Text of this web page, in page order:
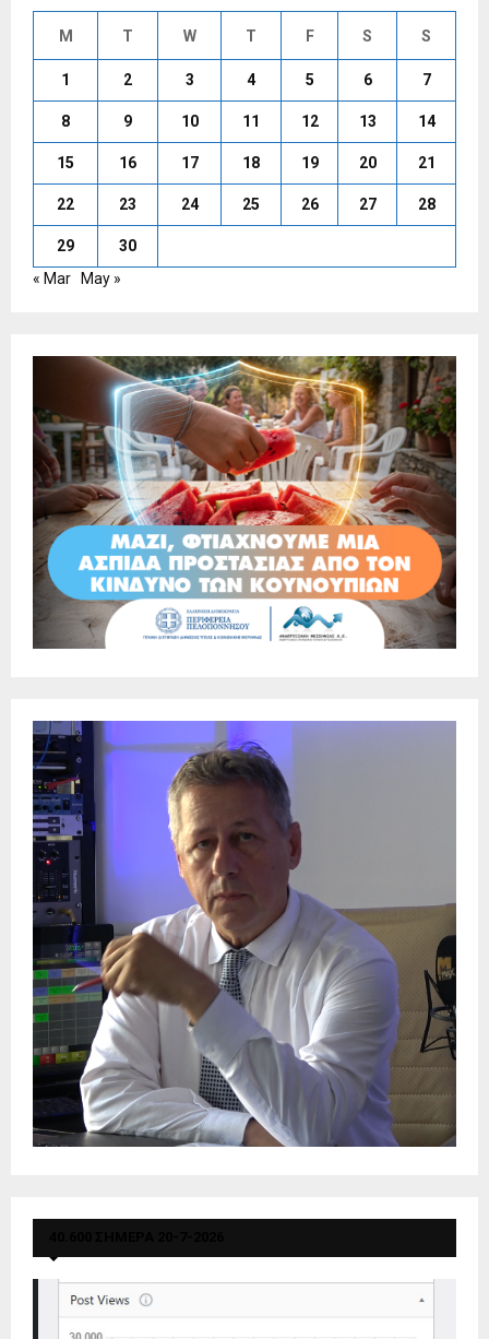
M T W T F S S
1 2 3 4 5 6 7
8 9 10 11 12 13 14
15 16 17 18 19 20 21
22 23 24 25 26 27 28
29
30
« Mar
May »